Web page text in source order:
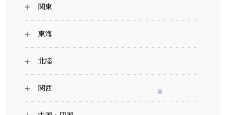
関東
東海
北陸
関西